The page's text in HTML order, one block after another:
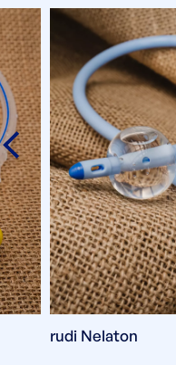
rudi Nelaton